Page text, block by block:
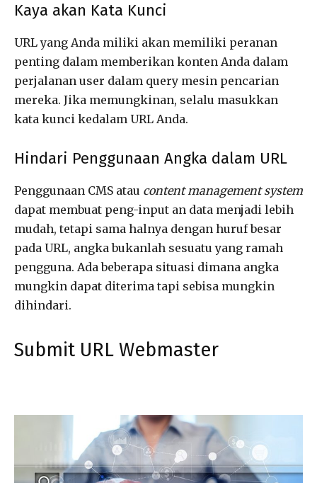
Kaya akan Kata Kunci
URL yang Anda miliki akan memiliki peranan
penting dalam memberikan konten Anda dalam
perjalanan user dalam query mesin pencarian
mereka. Jika memungkinan, selalu masukkan
kata kunci kedalam URL Anda.
Hindari Penggunaan Angka dalam URL
Penggunaan CMS atau content management system
dapat membuat peng-input an data menjadi lebih
mudah, tetapi sama halnya dengan huruf besar
pada URL, angka bukanlah sesuatu yang ramah
pengguna. Ada beberapa situasi dimana angka
mungkin dapat diterima tapi sebisa mungkin
dihindari.
Submit URL Webmaster